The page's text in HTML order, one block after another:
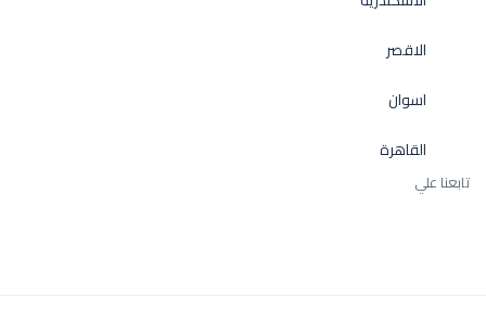
الاقصر
اسوان
القاهرة
تابعنا علي